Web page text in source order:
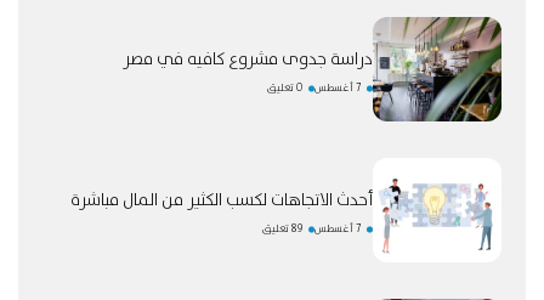
دراسة جدوى مشروع كافيه في مصر
7 أغسطس 0 تعليق
أحدث الاتجاهات لكسب الكثير من المال مباشرة
7 أغسطس 89 تعليق